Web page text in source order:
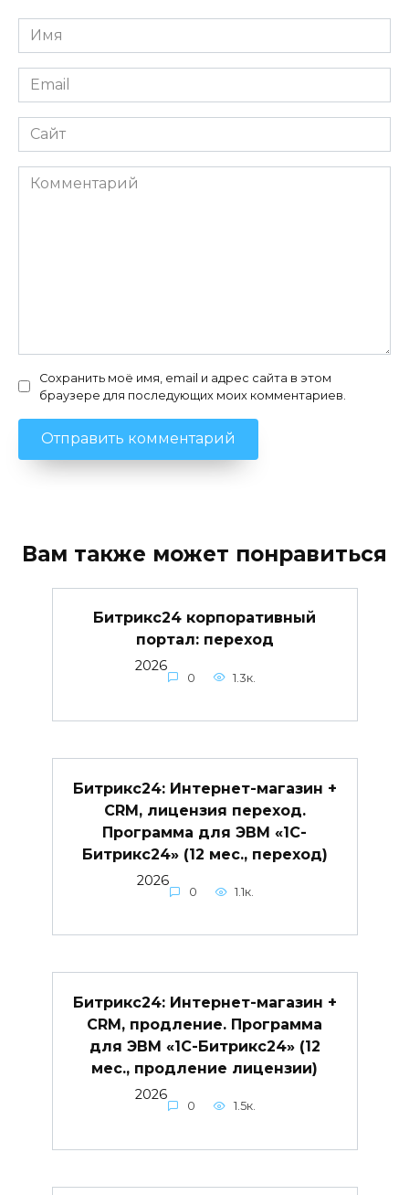
Имя
*
Email
*
Сайт
Комментарий
Сохранить моё имя, email и адрес сайта в этом
браузере для последующих моих комментариев.
Вам также может понравиться
Битрикс24 корпоративный
портал: переход
2026
0 1.3к.
Битрикс24: Интернет-магазин +
CRM, лицензия переход.
Программа для ЭВМ «1С-
Битрикс24» (12 мес., переход)
2026
0 1.1к.
Битрикс24: Интернет-магазин +
CRM, продление. Программа
для ЭВМ «1С-Битрикс24» (12
мес., продление лицензии)
2026
0 1.5к.